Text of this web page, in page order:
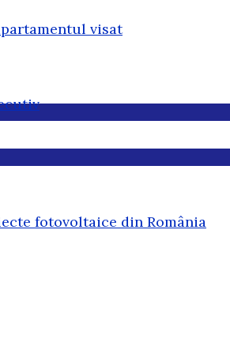
visat
fotovoltaice din România